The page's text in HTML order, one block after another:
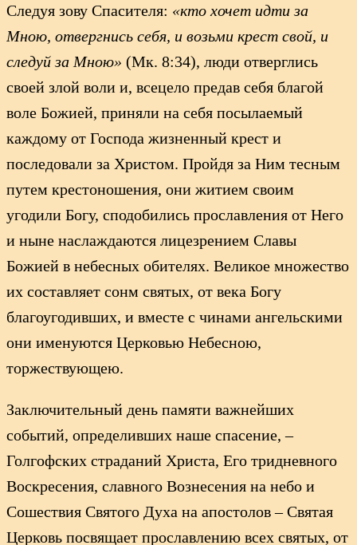
Следуя зову Спасителя: «кто хочет идти за
Мною, отвергнись себя, и возьми крест свой, и
следуй за Мною» (Мк. 8:34), люди отверглись
своей злой воли и, всецело предав себя благой
воле Божией, приняли на себя посылаемый
каждому от Господа жизненный крест и
последовали за Христом. Пройдя за Ним тесным
путем крестоношения, они житием своим
угодили Богу, сподобились прославления от Него
и ныне наслаждаются лицезрением Славы
Божией в небесных обителях. Великое множество
их составляет сонм святых, от века Богу
благоугодивших, и вместе с чинами ангельскими
они именуются Церковью Небесною,
торжествующею.
Заключительный день памяти важнейших
событий, определивших наше спасение, –
Голгофских страданий Христа, Его тридневного
Воскресения, славного Вознесения на небо и
Сошествия Святого Духа на апостолов – Святая
Церковь посвящает прославлению всех святых, от